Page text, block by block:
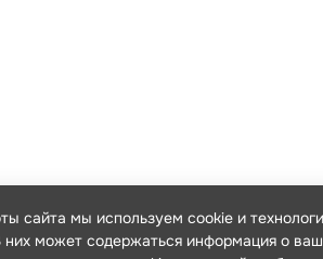
сайта мы используем cookie и
них может содержаться информация о